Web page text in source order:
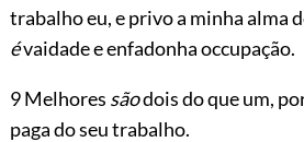
trabalho eu, e privo a minha alma
évaidade e enfadonha occupação.
9 Melhores sãodois do que um,
paga do seu trabalho.